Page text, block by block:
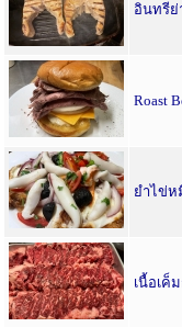
อินทรีย่
Roast
ยำไข่ห
เนื้อเค็